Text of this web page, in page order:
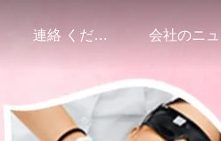
連絡 ください